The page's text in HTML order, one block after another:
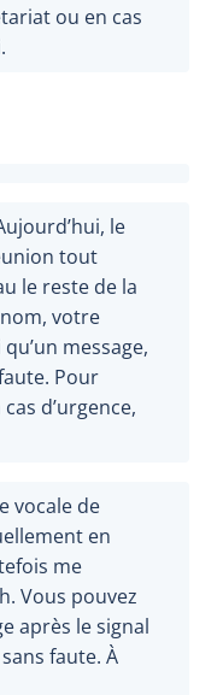
ou en cas
le
tout
le reste de la
votre
message,
Pour
d’urgence,
vocale de
en
me
Vous pouvez
après le signal
faute. À